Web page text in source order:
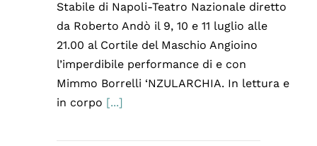
Stabile di Napoli-Teatro Nazionale diretto
da Roberto Andò il 9, 10 e 11 luglio alle
21.00 al Cortile del Maschio Angioino
l’imperdibile performance di e con
Mimmo Borrelli ‘NZULARCHIA. In lettura e
in corpo [...]